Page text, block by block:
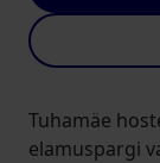
Tuhamäe
elamuspargi